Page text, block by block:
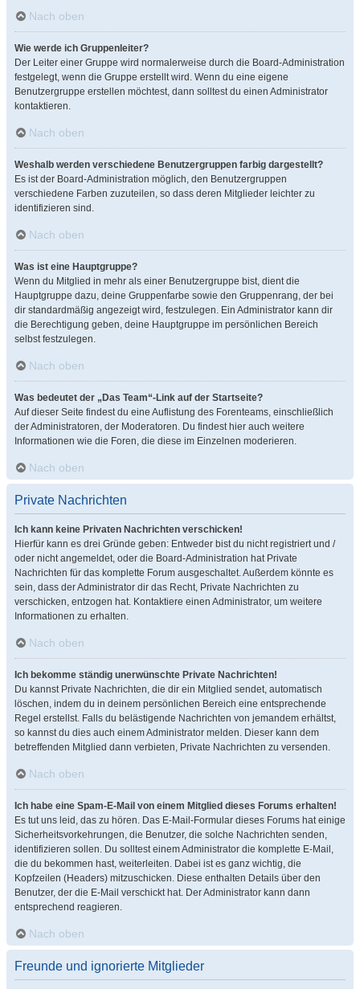
Nach oben
Wie werde ich Gruppenleiter?
Der Leiter einer Gruppe wird normalerweise durch die Board-Administration
festgelegt, wenn die Gruppe erstellt wird. Wenn du eine eigene
Benutzergruppe erstellen möchtest, dann solltest du einen Administrator
kontaktieren.
Nach oben
Weshalb werden verschiedene Benutzergruppen farbig dargestellt?
Es ist der Board-Administration möglich, den Benutzergruppen
verschiedene Farben zuzuteilen, so dass deren Mitglieder leichter zu
identifizieren sind.
Nach oben
Was ist eine Hauptgruppe?
Wenn du Mitglied in mehr als einer Benutzergruppe bist, dient die
Hauptgruppe dazu, deine Gruppenfarbe sowie den Gruppenrang, der bei
dir standardmäßig angezeigt wird, festzulegen. Ein Administrator kann dir
die Berechtigung geben, deine Hauptgruppe im persönlichen Bereich
selbst festzulegen.
Nach oben
Was bedeutet der „Das Team“-Link auf der Startseite?
Auf dieser Seite findest du eine Auflistung des Forenteams, einschließlich
der Administratoren, der Moderatoren. Du findest hier auch weitere
Informationen wie die Foren, die diese im Einzelnen moderieren.
Nach oben
Private Nachrichten
Ich kann keine Privaten Nachrichten verschicken!
Hierfür kann es drei Gründe geben: Entweder bist du nicht registriert und /
oder nicht angemeldet, oder die Board-Administration hat Private
Nachrichten für das komplette Forum ausgeschaltet. Außerdem könnte es
sein, dass der Administrator dir das Recht, Private Nachrichten zu
verschicken, entzogen hat. Kontaktiere einen Administrator, um weitere
Informationen zu erhalten.
Nach oben
Ich bekomme ständig unerwünschte Private Nachrichten!
Du kannst Private Nachrichten, die dir ein Mitglied sendet, automatisch
löschen, indem du in deinem persönlichen Bereich eine entsprechende
Regel erstellst. Falls du belästigende Nachrichten von jemandem erhältst,
so kannst du dies auch einem Administrator melden. Dieser kann dem
betreffenden Mitglied dann verbieten, Private Nachrichten zu versenden.
Nach oben
Ich habe eine Spam-E-Mail von einem Mitglied dieses Forums erhalten!
Es tut uns leid, das zu hören. Das E-Mail-Formular dieses Forums hat einige
Sicherheitsvorkehrungen, die Benutzer, die solche Nachrichten senden,
identifizieren sollen. Du solltest einem Administrator die komplette E-Mail,
die du bekommen hast, weiterleiten. Dabei ist es ganz wichtig, die
Kopfzeilen (Headers) mitzuschicken. Diese enthalten Details über den
Benutzer, der die E-Mail verschickt hat. Der Administrator kann dann
entsprechend reagieren.
Nach oben
Freunde und ignorierte Mitglieder